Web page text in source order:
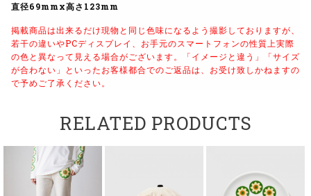
直径69mmx高さ123mm
掲載商品は出来るだけ現物と同じ色味になるよう撮影しておりますが、
若干の違いやPCディスプレイ、お手元のスマートフォンの性質上実際
の色と異なって見える場合がございます。
「イメージと違う」「サイズ
が合わない」といったお客様都合でのご返品は、お受け致しかねますの
で予めご了承ください。
RELATED PRODUCTS